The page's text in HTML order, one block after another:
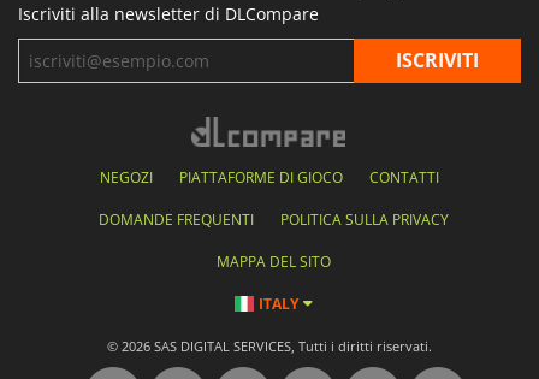
Iscriviti alla newsletter di DLCompare
NEGOZI PIATTAFORME DI GIOCO CONTATTI
DOMANDE FREQUENTI POLITICA SULLA PRIVACY
MAPPA DEL SITO
ITALY
© 2026 SAS DIGITAL SERVICES, Tutti i diritti riservati.